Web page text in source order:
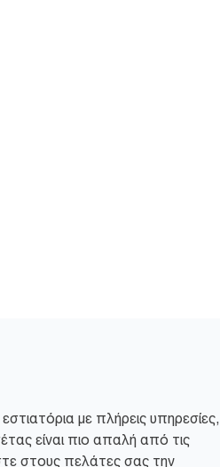
με πλήρεις υπηρεσίες,
είναι πιο απαλή από τις
στους πελάτες σας την